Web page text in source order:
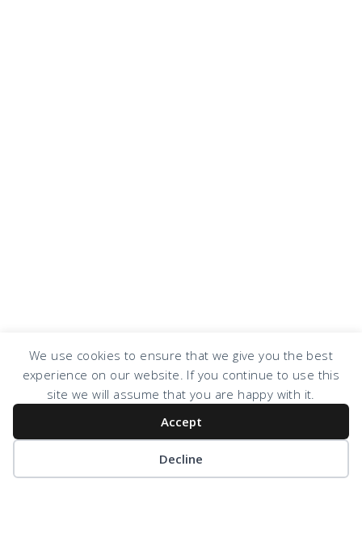
We use cookies to ensure that we give you the best
experience on our website. If you continue to use this
site we will assume that you are happy with it.
Accept
Decline
COPYRIGHT © 2026 · DESIGN BY DESIGN CHICKY LOG IN